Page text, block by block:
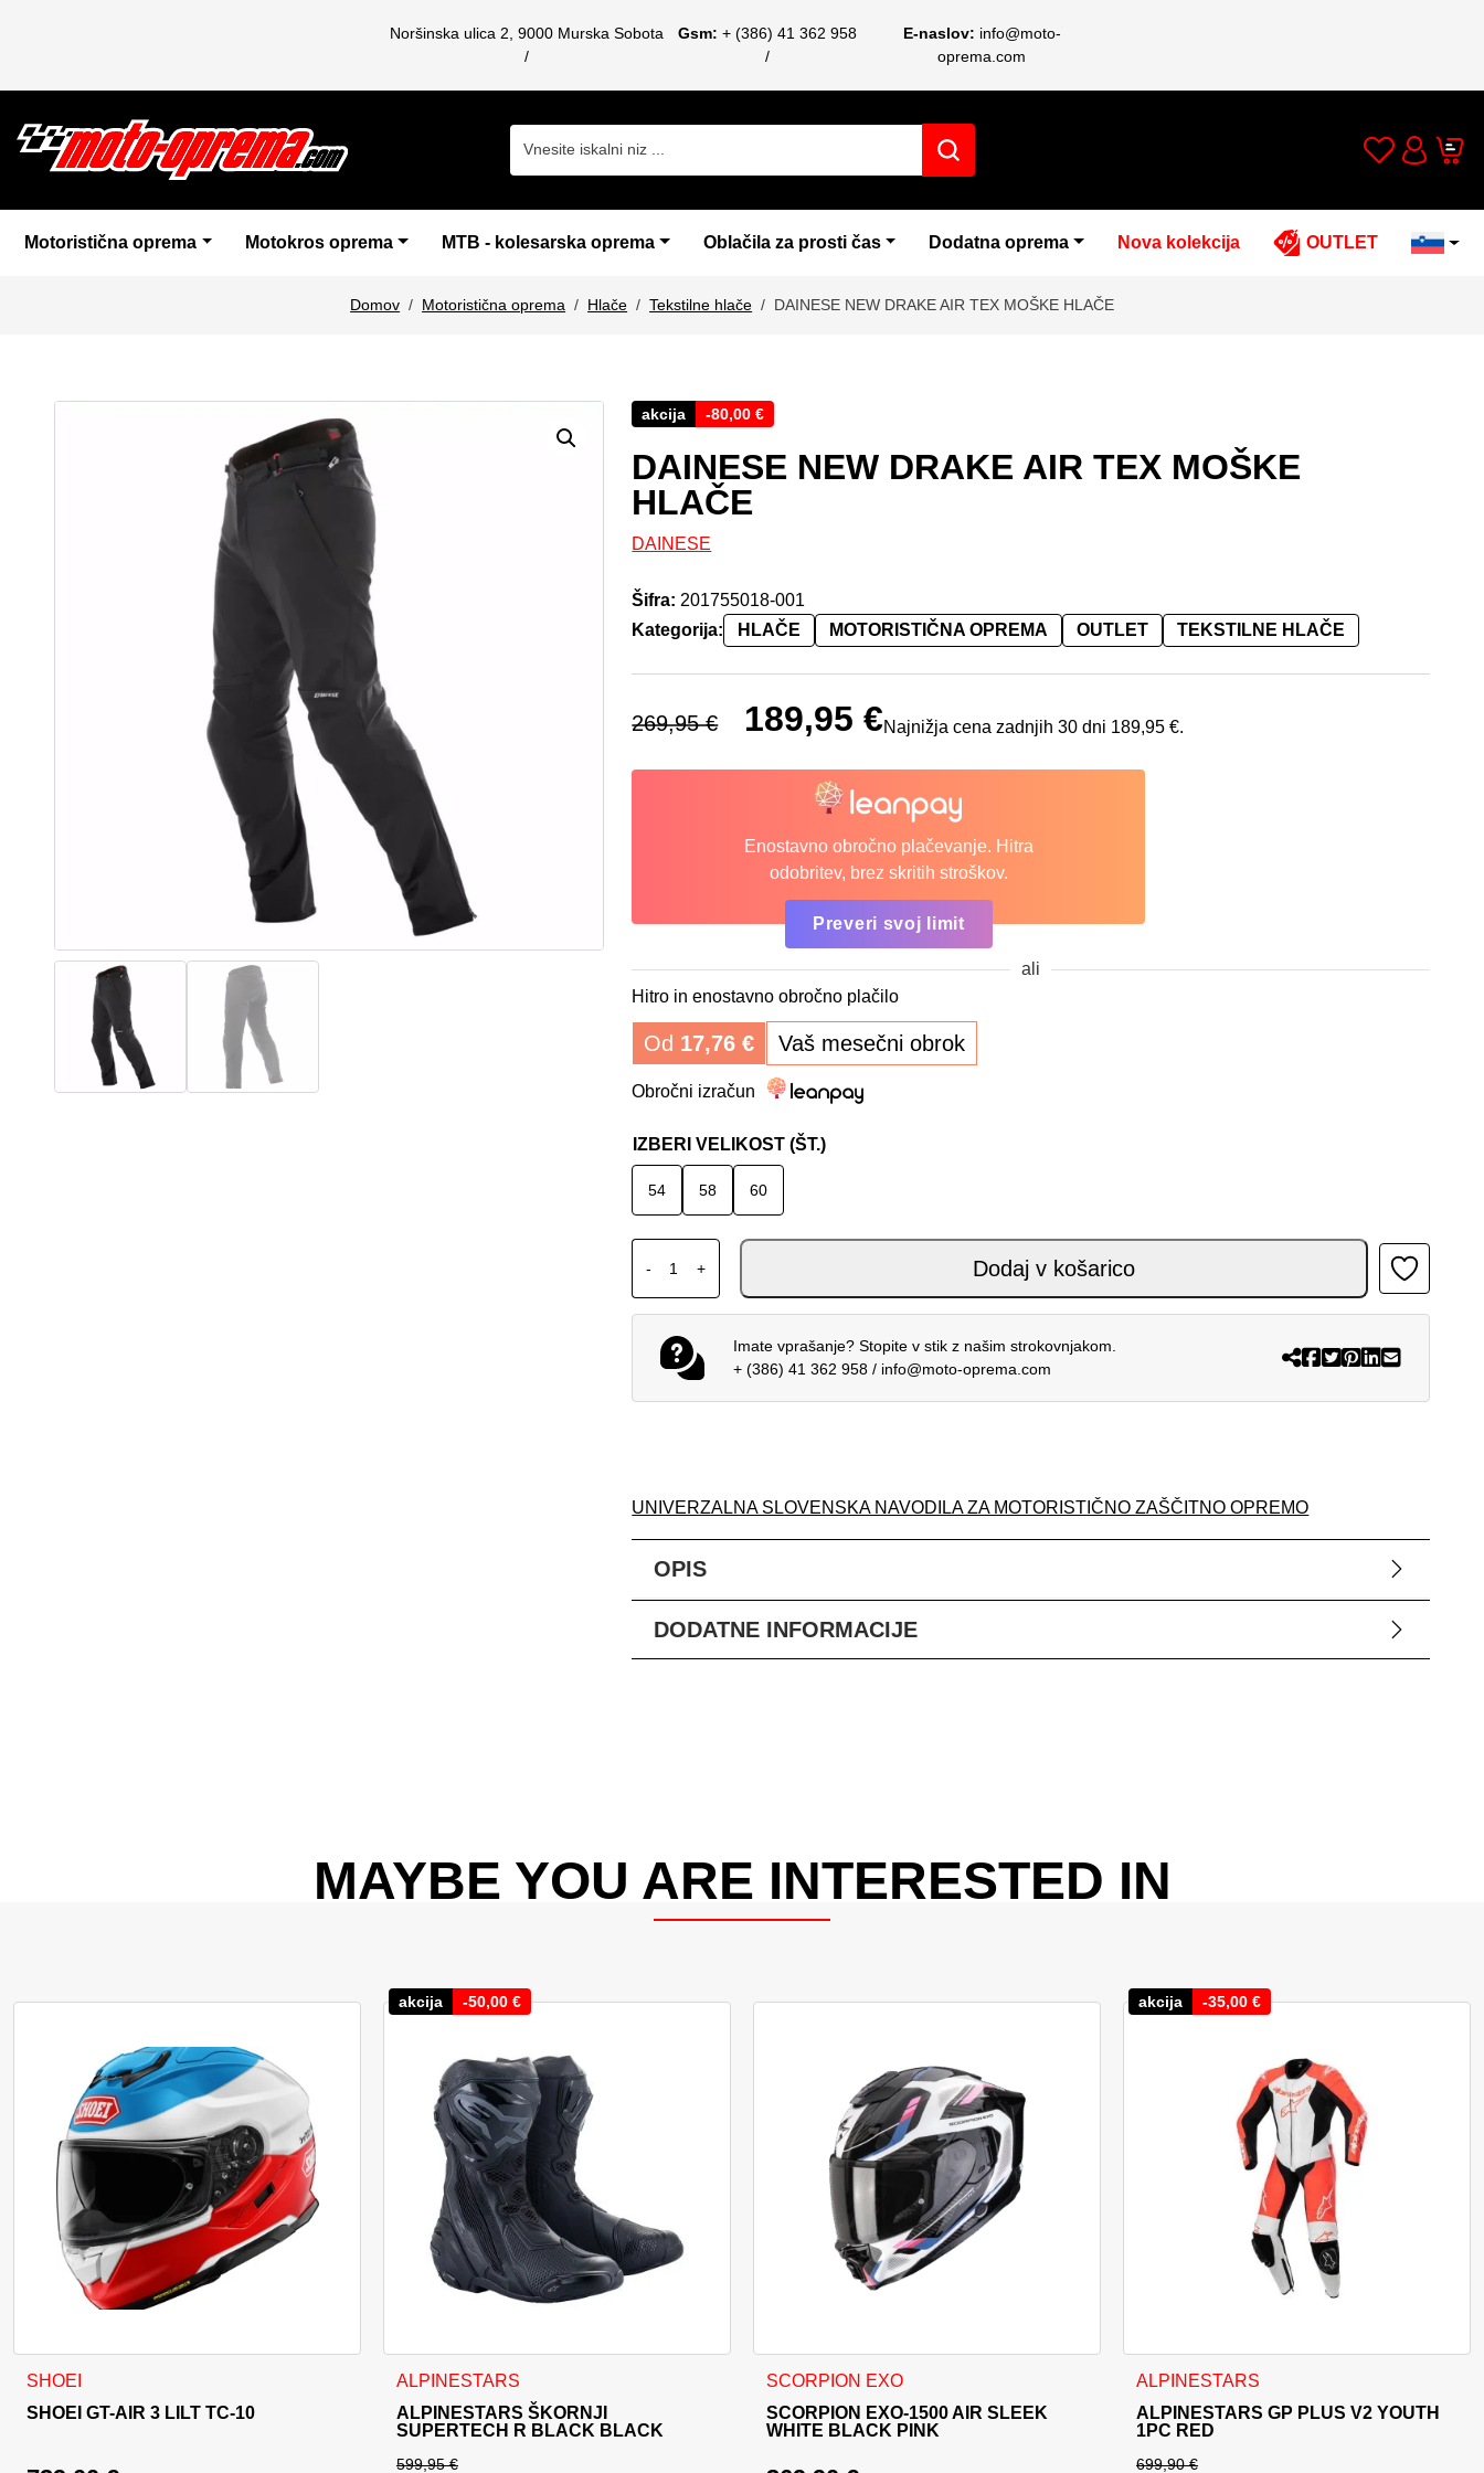
Noršinska ulica 2, 9000 Murska Sobota Gsm: + (386) 41 362 958 E-naslov: info@moto-
oprema.com
Wishlist
Cart
Motoristična oprema Motokros oprema MTB - kolesarska oprema Oblačila za prosti čas Dodatna oprema Nova kolekcija OUTLET
Domov Motoristična oprema Hlače Tekstilne hlače DAINESE NEW DRAKE AIR TEX MOŠKE HLAČE
akcija -80,00€
DAINESE NEW DRAKE AIR TEX MOŠKE
HLAČE
DAINESE
Šifra: 201755018-001
Kategorija:
HLAČE MOTORISTIČNA OPREMA OUTLET TEKSTILNE HLAČE
269,95€
Izvirna cena je bila: 269,95 €.
189,95€Najnižja cena zadnjih 30 dni 189,95€.
Enostavno obročno plačevanje. Hitra
odobritev, brez skritih stroškov.
Preveri svoj limit
ali
Hitro in enostavno obročno plačilo
Od 17,76€ Vaš mesečni obrok
Obročni izračun
IZBERI VELIKOST (ŠT.)
54 58 60
-
DAINESE NEW DRAKE AIR TEX MOŠKE HLAČE količina
+ Dodaj v košarico
Imate vprašanje? Stopite v stik z našim strokovnjakom.
+ (386) 41 362 958 / info@moto-oprema.com
UNIVERZALNA SLOVENSKA NAVODILA ZA MOTORISTIČNO ZAŠČITNO OPREMO
OPIS
DODATNE INFORMACIJE
MAYBE YOU ARE INTERESTED IN
SHOEI
SHOEI GT-AIR 3 LILT TC-10
Ta izdelek ima več različic. Možnosti lahko izberete na strani izdelka
akcija -50,00 €
ALPINESTARS
ALPINESTARS ŠKORNJI
SUPERTECH R BLACK BLACK
599,95€
Ta izdelek ima več različic. Možnosti lahko izberete na strani izdelka
SCORPION EXO
SCORPION EXO-1500 AIR SLEEK
WHITE BLACK PINK
Ta izdelek ima več različic. Možnosti lahko izberete na strani izdelka
akcija -35,00 €
ALPINESTARS
ALPINESTARS GP PLUS V2 YOUTH
1PC RED
699,90€
Ta izdelek ima več različic. Možnosti lahko